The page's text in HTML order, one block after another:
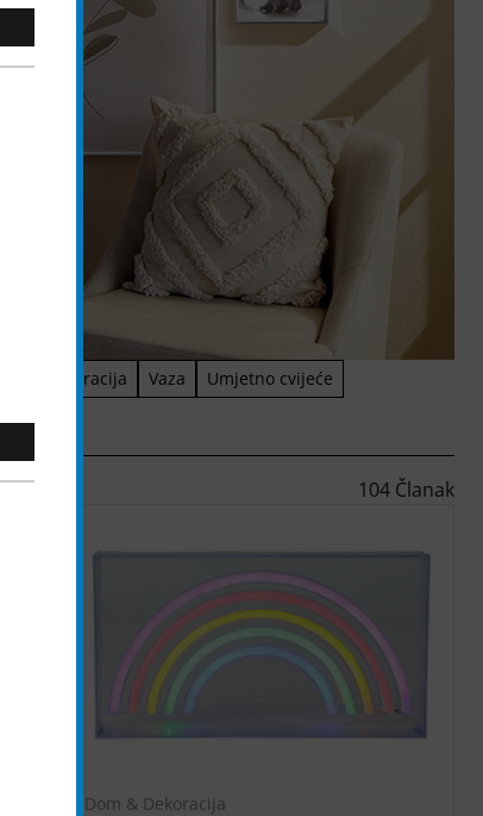
Stolna dekoracija Vaza
Umjetno cvijeće
104 Članak
Dom & Dekoracija